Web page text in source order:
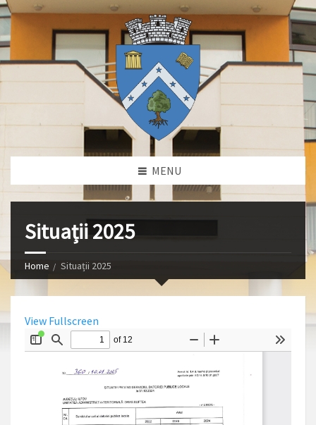
MENU
Situații 2025
Home Situații 2025
View Fullscreen